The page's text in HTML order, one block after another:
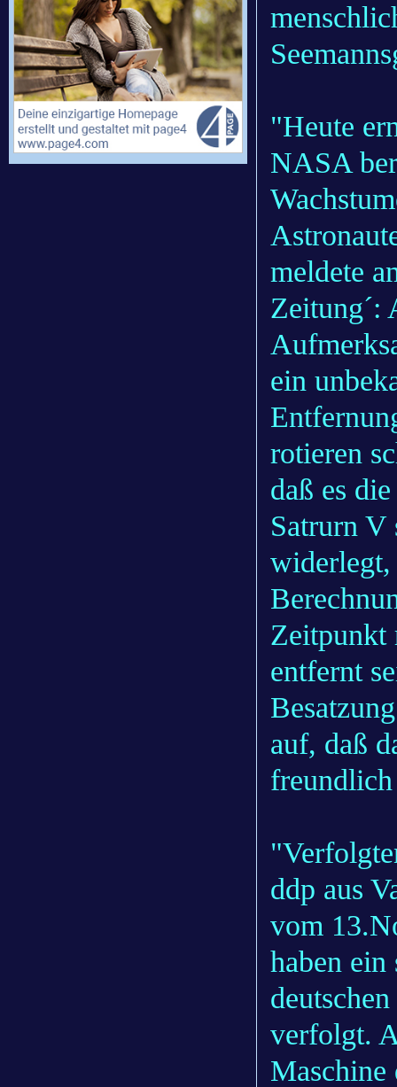
"Heute
NASA
meldete
Zeitung´:
ein
rotieren
daß es
Satrurn V
widerlegt,
Zeitpunkt
entfernt
auf, daß
ddp aus
vom
haben ein
verfolgt.
Maschine